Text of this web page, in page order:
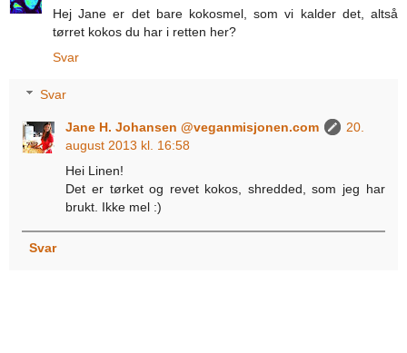
Hej Jane er det bare kokosmel, som vi kalder det, altså
tørret kokos du har i retten her?
Svar
Svar
Jane H. Johansen @veganmisjonen.com
20.
august 2013 kl. 16:58
Hei Linen!
Det er tørket og revet kokos, shredded, som jeg har
brukt. Ikke mel :)
Svar